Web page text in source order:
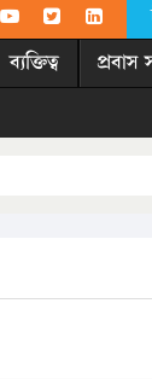
ব্যক্তিত্ব প্রবাস